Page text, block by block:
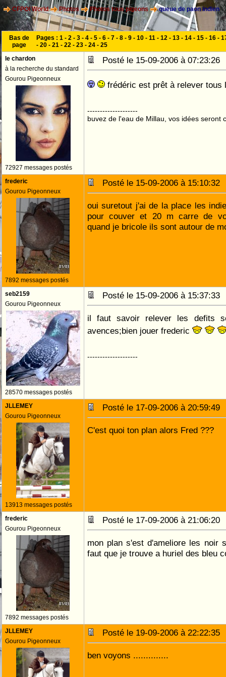
CFPOI World Photos Photos tous pigeons queue de paon indien
Bas de
page
Pages : 1 - 2 - 3 - 4 - 5 - 6 - 7 - 8 - 9 - 10 - 11 - 12 - 13 - 14 - 15 - 16 -
- 20 - 21 - 22 - 23 - 24 - 25
le chardon
à la recherche du standard
Gourou Pigeonneux
72927 messages postés
Posté le 15-09-2006 à
frédéric est prêt à relever
--------------------
buvez de l'eau de Millau, vos idées seront
frederic
Gourou Pigeonneux
7892 messages postés
Posté le 15-09-2006 à
oui suretout j'ai de la place les
pour couver et 20 m carre de
quand je bricole ils sont autour de
seb2159
Gourou Pigeonneux
28570 messages postés
Posté le 15-09-2006 à
il faut savoir relever les defits
avences;bien jouer frederic
--------------------
JLLEMEY
Gourou Pigeonneux
13913 messages postés
Posté le 17-09-2006 à
C'est quoi ton plan alors Fred ???
frederic
Gourou Pigeonneux
7892 messages postés
Posté le 17-09-2006 à
mon plan s'est d'ameliore les noir
faut que je trouve a huriel des bleu
JLLEMEY
Gourou Pigeonneux
Posté le 19-09-2006 à
ben voyons ..............